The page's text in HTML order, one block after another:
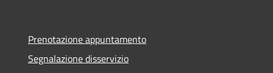
Prenotazione appuntamento
Segnalazione disservizio